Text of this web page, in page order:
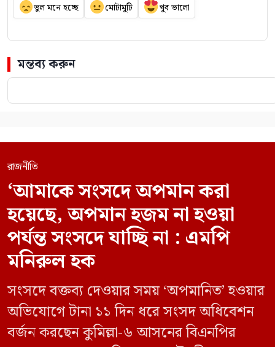
ভুল মনে হচ্ছে মোটামুটি খুব ভালো
মন্তব্য করুন
রাজনীতি
‘আমাকে সংসদে অপমান করা
হয়েছে, অপমান হজম না হওয়া
পর্যন্ত সংসদে যাচ্ছি না : এমপি
মনিরুল হক
সংসদে বক্তব্য দেওয়ার সময় ‘অপমানিত’ হওয়ার
অভিযোগে টানা ১১ দিন ধরে সংসদ অধিবেশন
বর্জন করছেন কুমিল্লা-৬ আসনের বিএনপির